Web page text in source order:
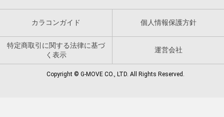
カラコンガイド 個人情報保護方針
特定商取引に関する法律に基づ
く表示
運営会社
Copyright © G-MOVE CO., LTD. All Rights Reserved.